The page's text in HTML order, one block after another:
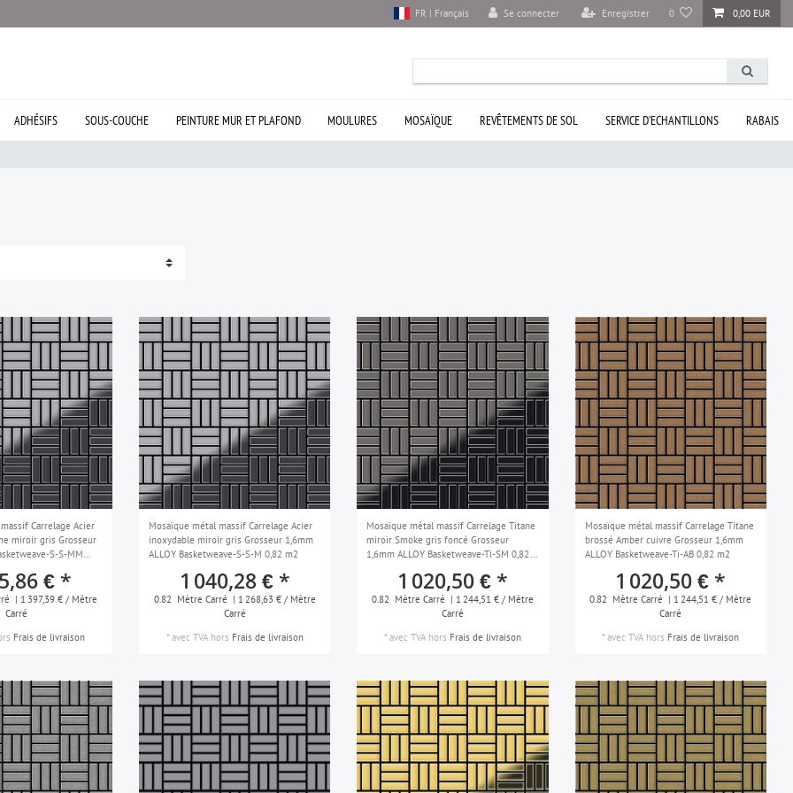
Se connecter Enregistrer 0 0,00 EUR
FR | Français
ADHÉSIFS SOUS-COUCHE PEINTURE MUR ET PLAFOND MOULURES MOSAÏQUE REVÊTEMENTS DE SOL SERVICE D’ECHANTILLONS RABAIS
Carrelage Acier
miroir gris Grosseur
S-S-MM
€ *
| 1 397,39 € / Mètre
Carré
Frais de livraison
Mosaïque métal massif Carrelage Acier
inoxydable miroir gris Grosseur 1,6mm
ALLOY Basketweave-S-S-M 0,82 m2
1 040,28 € *
0.82 Mètre Carré | 1 268,63 € / Mètre
Carré
*avec TVAhors Frais de livraison
Mosaïque métal massif Carrelage Titane
miroir Smoke gris foncé Grosseur
1,6mm ALLOY Basketweave-Ti-SM 0,82
1 020,50 € *
0.82 Mètre Carré | 1 244,51 € / Mètre
Carré
*avec TVAhors Frais de livraison
Mosaïque métal massif Carrelage Titane
brossé Amber cuivre Grosseur 1,6mm
ALLOY Basketweave-Ti-AB 0,82 m2
1 020,50 € *
0.82 Mètre Carré | 1 244,51 € / Mètre
Carré
*avec TVA hors Frais de livraison